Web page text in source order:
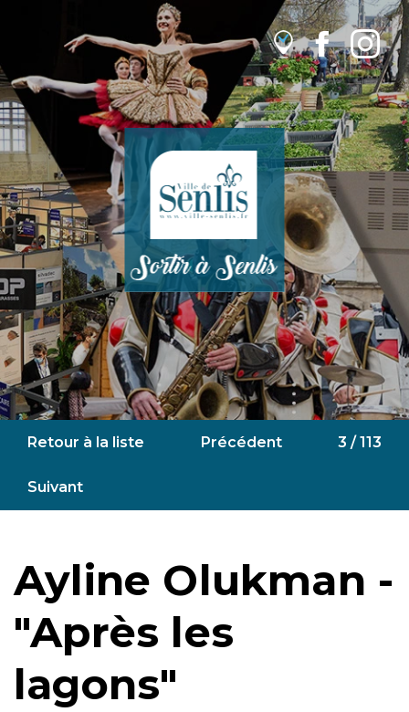
Retour à la liste Précédent 3 / 113
Suivant
Ayline Olukman -
"Après les
lagons"